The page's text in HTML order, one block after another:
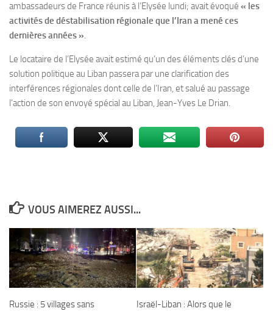
ambassadeurs de France réunis à l’Elysée lundi; avait évoqué « les
activités de déstabilisation régionale que l’Iran a mené ces
dernières années ».
Le locataire de l’Elysée avait estimé qu’un des éléments clés d’une
solution politique au Liban passera par une clarification des
interférences régionales dont celle de l’Iran, et salué au passage
l’action de son envoyé spécial au Liban, Jean-Yves Le Drian.
VOUS AIMEREZ AUSSI...
Russie : 5 villages sans
Israël-Liban : Alors que le